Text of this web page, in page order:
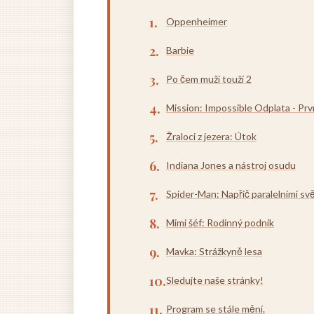
Oppenheimer
Barbie
Po čem muži touží 2
Mission: Impossible Odplata -
Žraloci z jezera: Útok
Indiana Jones a nástroj osudu
Spider-Man: Napříč paralelními
Mimi šéf: Rodinný podnik
Mavka: Strážkyně lesa
Sledujte naše stránky!
Program se stále mění.